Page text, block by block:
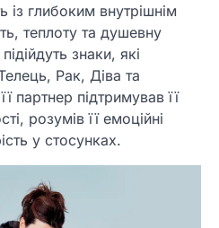
із глибоким внутрішнім
теплоту та душевну
знаки, які
Рак, Діва та
партнер підтримував її
розумів її емоційні
у стосунках.